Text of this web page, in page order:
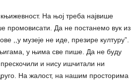
књижевност. На њој треба највише
промовисати. Да не постанемо вук из
,,у музеје не иде, презире културу”.
у њима све пише. Да не буду
прескочили и нису ишчитали ни
На жалост, на нашим просторима